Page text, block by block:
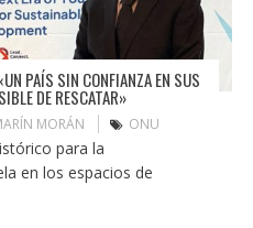
PAÍS SIN CONFIANZA EN SUS
DE RESCATAR»
MORÁN ONU
para la
en los espacios de